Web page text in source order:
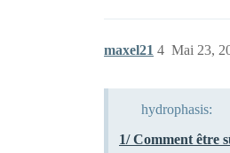
maxel21 Mai 23,
4
hydrophasis:
1/ Comment être